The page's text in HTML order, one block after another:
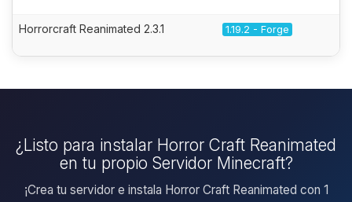
Horrorcraft Reanimated 2.3.1 1.19.2 - Forge
¿Listo para instalar Horror Craft Reanimated
en tu propio Servidor Minecraft?
¡Crea tu servidor e instala Horror Craft Reanimated con 1